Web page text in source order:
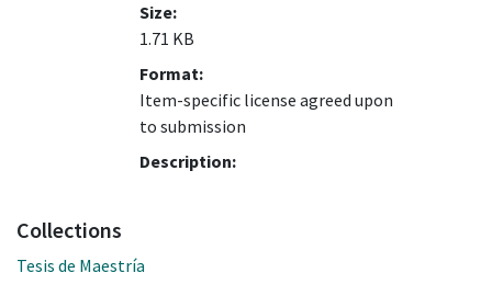
Size:
1.71 KB
Format:
Item-specific license agreed upon
to submission
Description:
Collections
Tesis de Maestría